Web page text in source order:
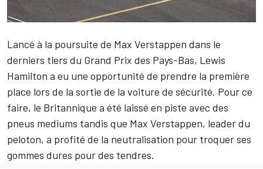
Lancé à la poursuite de Max Verstappen dans le
derniers tiers du Grand Prix des Pays-Bas, Lewis
Hamilton a eu une opportunité de prendre la première
place lors de la sortie de la voiture de sécurité. Pour ce
faire, le Britannique a été laissé en piste avec des
pneus mediums tandis que Max Verstappen, leader du
peloton, a profité de la neutralisation pour troquer ses
gommes dures pour des tendres.